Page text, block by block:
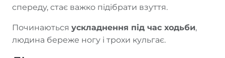
спереду, стає важко підібрати взуття.
Починаються ускладнення під час ходьби,
людина береже ногу і трохи кульгає.